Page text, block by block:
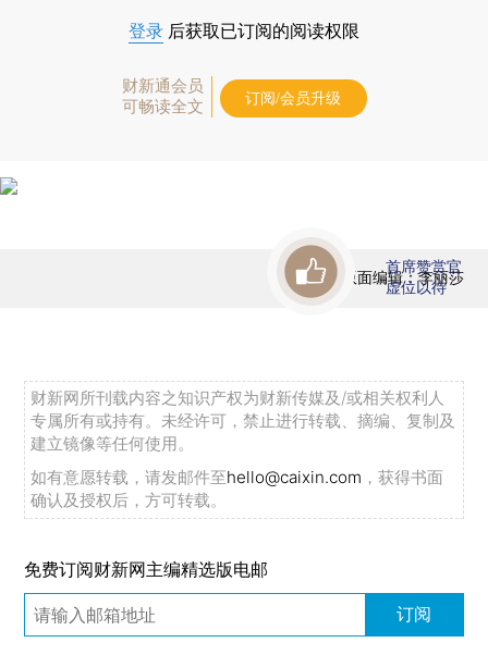
登录 后获取已订阅的阅读权限
财新通会员
可畅读全文
订阅/会员升级
版面编辑：李丽莎
首席赞赏官
虚位以待
财新网所刊载内容之知识产权为财新传媒及/或相关权利人
专属所有或持有。未经许可，禁止进行转载、摘编、复制及
建立镜像等任何使用。
如有意愿转载，请发邮件至hello@caixin.com ，获得书面
确认及授权后，方可转载。
免费订阅财新网主编精选版电邮
订阅